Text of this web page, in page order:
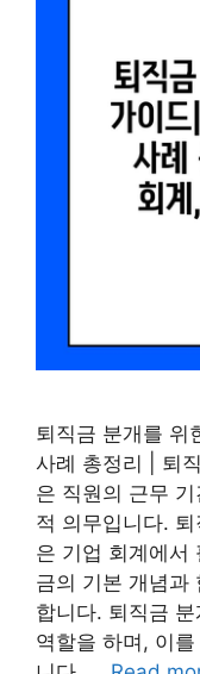
퇴직금 분개를 위
사례 총정리 | 퇴
은 직원의 근무
적 의무입니다.
은 기업 회계에서
금의 기본 개념과
합니다. 퇴직금
역할을 하며, 이